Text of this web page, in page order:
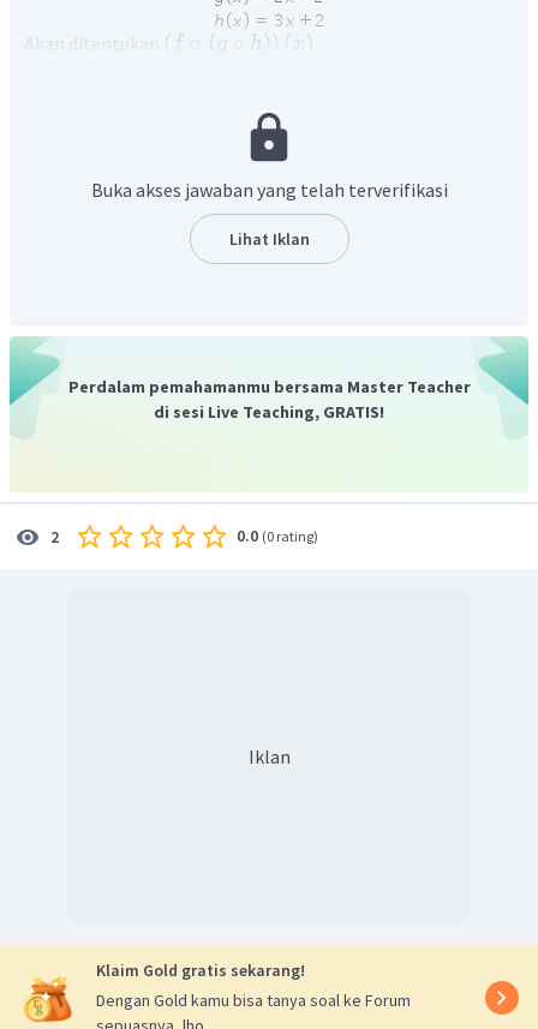
Akan ditentukan ( f ( h )) ( )
Buka akses jawaban yang telah terverifikasi
Lihat Iklan
Perdalam pemahamanmu bersama Master Teacher
di sesi Live Teaching, GRATIS!
2 0.0 (0 rating)
Iklan
Klaim Gold gratis sekarang!
Dengan Gold kamu bisa tanya soal ke Forum